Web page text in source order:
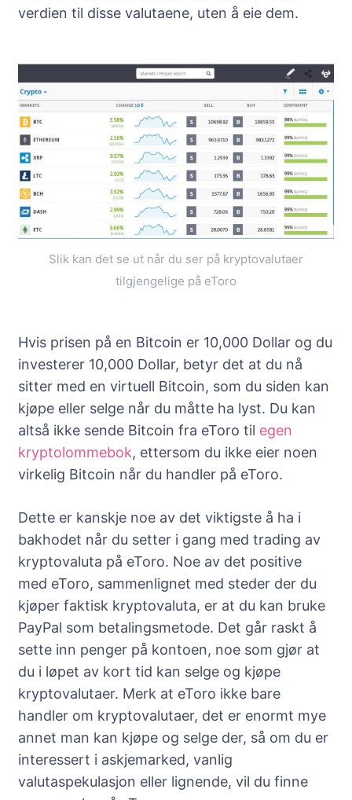
verdien til disse valutaene, uten å eie dem.
Slik kan det se ut når du ser på kryptovalutaer
tilgjengelige på eToro
Hvis prisen på en Bitcoin er 10,000 Dollar og du
investerer 10,000 Dollar, betyr det at du nå
sitter med en virtuell Bitcoin, som du siden kan
kjøpe eller selge når du måtte ha lyst. Du kan
altså ikke sende Bitcoin fra eToro til egen
kryptolommebok, ettersom du ikke eier noen
virkelig Bitcoin når du handler på eToro.
Dette er kanskje noe av det viktigste å ha i
bakhodet når du setter i gang med trading av
kryptovaluta på eToro. Noe av det positive
med eToro, sammenlignet med steder der du
kjøper faktisk kryptovaluta, er at du kan bruke
PayPal som betalingsmetode. Det går raskt å
sette inn penger på kontoen, noe som gjør at
du i løpet av kort tid kan selge og kjøpe
kryptovalutaer. Merk at eToro ikke bare
handler om kryptovalutaer, det er enormt mye
annet man kan kjøpe og selge der, så om du er
interessert i askjemarked, vanlig
valutaspekulasjon eller lignende, vil du finne